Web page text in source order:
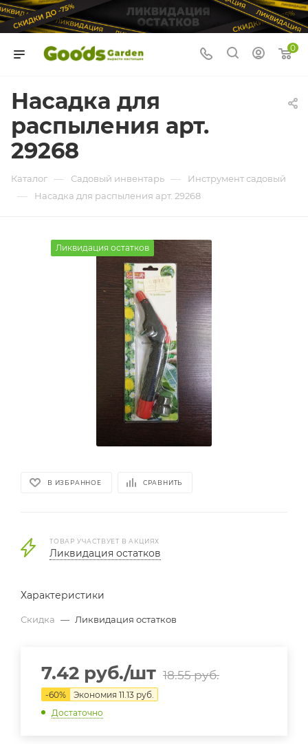
0
Насадка для
распыления арт.
29268
Каталог — Садовый инвентарь — Инструмент садовый
— Насадка для распыления арт. 29268
Ликвидация остатков
В ИЗБРАННОЕ СРАВНИТЬ
ТОВАР УЧАСТВУЕТ В АКЦИЯХ
Ликвидация остатков
Характеристики
Скидка — Ликвидация остатков
7.42 руб./шт 18.55руб.
-60% Экономия 11.13 руб.
Достаточно